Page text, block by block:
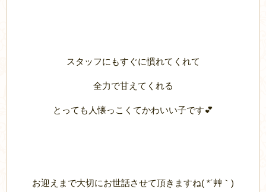
スタッフにもすぐに慣れてくれて
全力で甘えてくれる
とっても人懐っこくてかわいい子です💕
お迎えまで大切にお世話させて頂きますね( *´艸｀)